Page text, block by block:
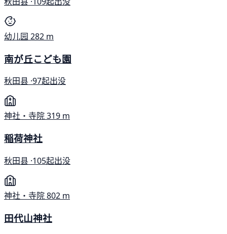
幼儿园 282 m
南が丘こども園
秋田县 ·97起出没
神社・寺院319 m
稲荷神社
秋田县 ·105起出没
神社・寺院802 m
田代山神社